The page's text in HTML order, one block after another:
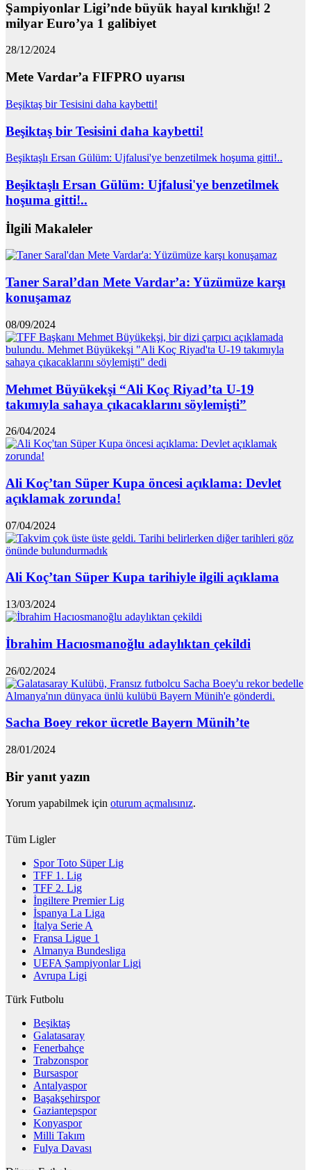
Şampiyonlar Ligi’nde büyük hayal kırıklığı! 2
milyar Euro’ya 1 galibiyet
28/12/2024
Mete Vardar’a FIFPRO uyarısı
Beşiktaş bir Tesisini daha kaybetti!
Beşiktaş bir Tesisini daha kaybetti!
Beşiktaşlı Ersan Gülüm: Ujfalusi'ye benzetilmek hoşuma gitti!..
Beşiktaşlı Ersan Gülüm: Ujfalusi'ye benzetilmek
hoşuma gitti!..
İlgili Makaleler
Taner Saral’dan Mete Vardar’a: Yüzümüze karşı
konuşamaz
08/09/2024
Mehmet Büyükekşi “Ali Koç Riyad’ta U-19
takımıyla sahaya çıkacaklarını söylemişti”
26/04/2024
Ali Koç’tan Süper Kupa öncesi açıklama: Devlet
açıklamak zorunda!
07/04/2024
Ali Koç’tan Süper Kupa tarihiyle ilgili açıklama
13/03/2024
İbrahim Hacıosmanoğlu adaylıktan çekildi
26/02/2024
Sacha Boey rekor ücretle Bayern Münih’te
28/01/2024
Bir yanıt yazın
Yorum yapabilmek için oturum açmalısınız.
Tüm Ligler
Spor Toto Süper Lig
TFF 1. Lig
TFF 2. Lig
İngiltere Premier Lig
İspanya La Liga
İtalya Serie A
Fransa Ligue 1
Almanya Bundesliga
UEFA Şampiyonlar Ligi
Avrupa Ligi
Türk Futbolu
Beşiktaş
Galatasaray
Fenerbahçe
Trabzonspor
Bursaspor
Antalyaspor
Başakşehirspor
Gaziantepspor
Konyaspor
Milli Takım
Fulya Davası